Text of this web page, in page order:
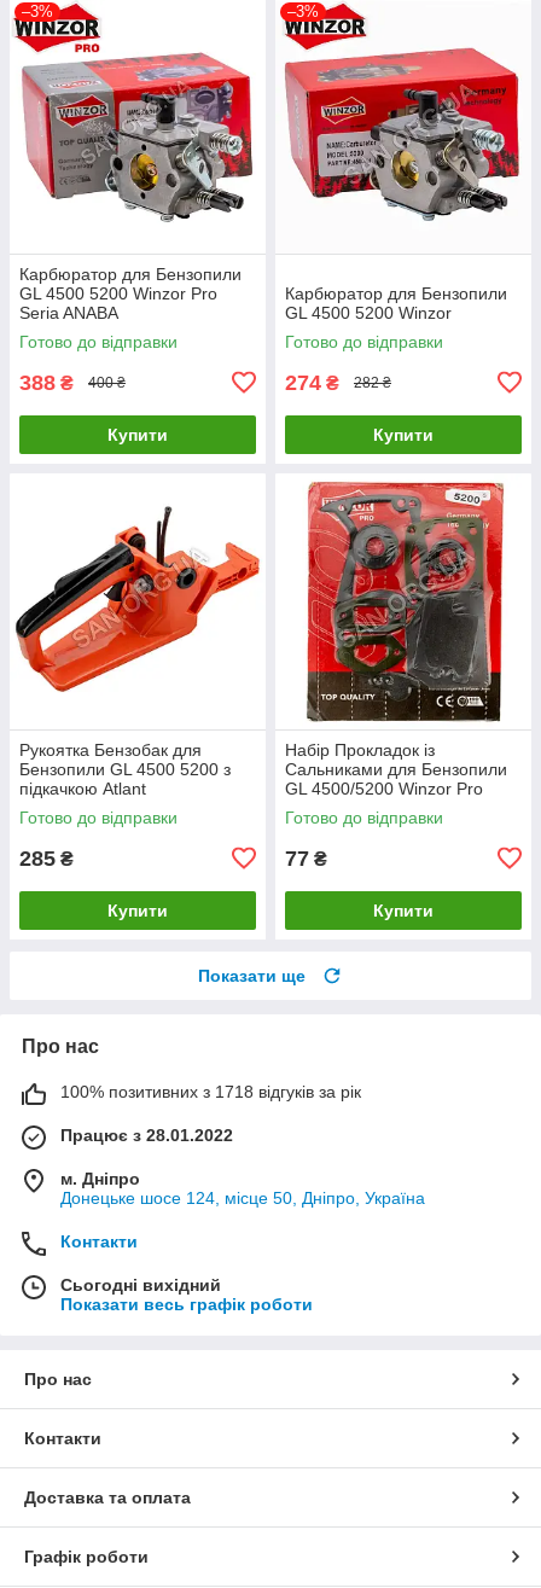
–3%
Карбюратор для Бензопили
GL 4500 5200 Winzor Pro
Seria ANABA
Готово до відправки
388 ₴ 400 ₴
Купити
–3%
Карбюратор для Бензопили
GL 4500 5200 Winzor
Готово до відправки
274 ₴ 282 ₴
Купити
Рукоятка Бензобак для
Бензопили GL 4500 5200 з
підкачкою Atlant
Готово до відправки
285 ₴
Купити
Набір Прокладок із
Сальниками для Бензопили
GL 4500/5200 Winzor Pro
Seria
Готово до відправки
77 ₴
Купити
Показати ще
Про нас
100% позитивних з 1718 відгуків за рік
Працює з 28.01.2022
м. Дніпро
Донецьке шосе 124, місце 50, Дніпро, Україна
Контакти
Сьогодні вихідний
Показати весь графік роботи
Про нас
Контакти
Доставка та оплата
Графік роботи